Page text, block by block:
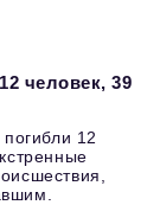
человек, 39
12